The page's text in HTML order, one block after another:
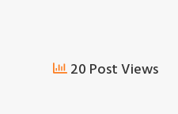
20 Post Views